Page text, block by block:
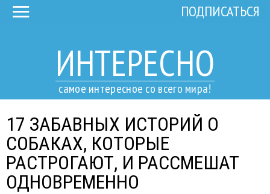
ИНТЕРЕСНО
самое интересное со всего мира!
ПОДПИСАТЬСЯ
17 ЗАБАВНЫХ ИСТОРИЙ О
СОБАКАХ, КОТОРЫЕ
РАСТРОГАЮТ, И РАССМЕШАТ
ОДНОВРЕМЕННО